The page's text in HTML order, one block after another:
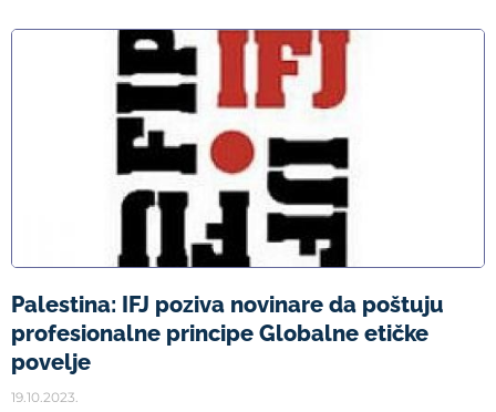
Palestina: IFJ poziva novinare da poštuju
profesionalne principe Globalne etičke
povelje
19.10.2023.